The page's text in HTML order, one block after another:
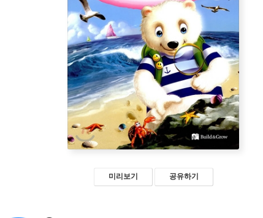
미리보기 공유하기